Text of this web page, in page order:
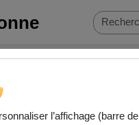
l’affichage (barre de